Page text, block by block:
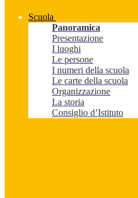
Scuola
Panoramica
Presentazione
I luoghi
Le persone
I numeri della scuola
Le carte della scuola
Organizzazione
La storia
Consiglio d’Istituto